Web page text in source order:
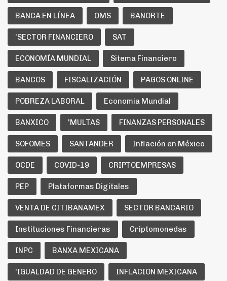
BANCA EN LÍNEA OMS BANORTE
'SECTOR FINANCIERO SAT
ECONOMÍA MUNDIAL Sitema Financiero
BANCOS FISCALIZACIÓN PAGOS ONLINE
POBREZA LABORAL Economia Mundial
BANXICO 'MULTAS FINANZAS PERSONALES
SOFOMES SANTANDER Inflación en México
OCDE COVID-19 CRIPTOEMPRESAS
PEP Plataformas Digitales
VENTA DE CITIBANAMEX SECTOR BANCARIO
Instituciones Financieras Criptomonedas
INPC BANXA MEXICANA
'IGUALDAD DE GENERO INFLACION MEXICANA